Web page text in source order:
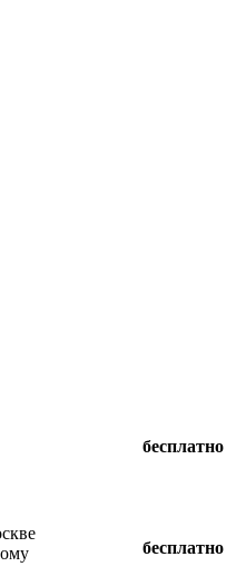
бесплатно
бесплатно